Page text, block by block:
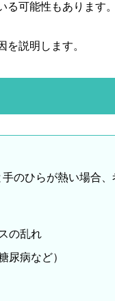
可能性もあります。
説明します。
のひらが熱い場合
の乱れ
尿病など）